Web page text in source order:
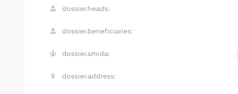
dossier.heads:
dossier.beneficiaries:
dossier.smida:
dossier.address: